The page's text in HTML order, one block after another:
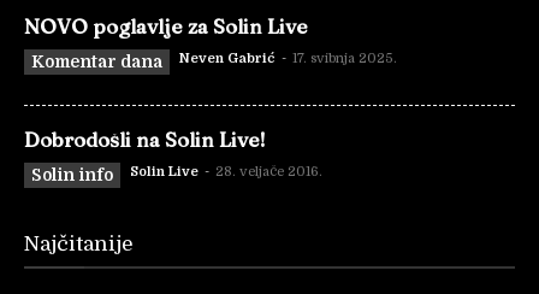
NOVO poglavlje za Solin Live
Komentar dana Neven Gabrić - 17. svibnja 2025.
Dobrodošli na Solin Live!
Solin info Solin Live - 28. veljače 2016.
Najčitanije